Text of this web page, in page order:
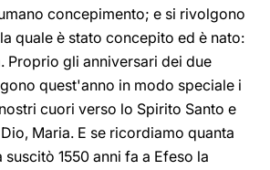
concepimento; e si rivolgono
quale è stato concepito ed è nato:
Proprio gli anniversari dei due
quest'anno in modo speciale i
cuori verso lo Spirito Santo e
Maria. E se ricordiamo quanta
1550 anni fa a Efeso la